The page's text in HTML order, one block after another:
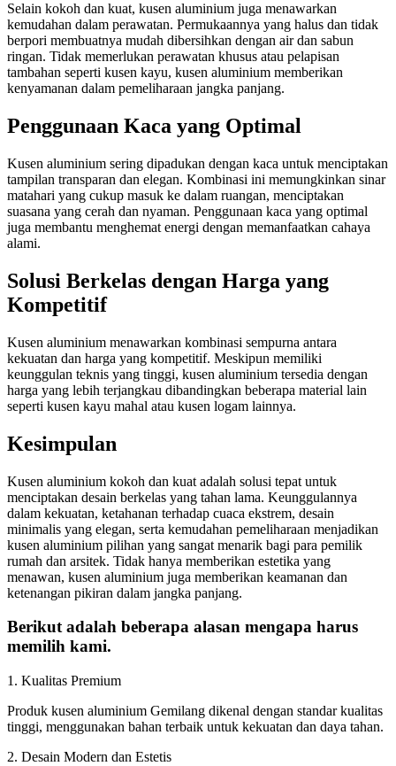
Selain kokoh dan kuat, kusen aluminium juga menawarkan
kemudahan dalam perawatan. Permukaannya yang halus dan tidak
berpori membuatnya mudah dibersihkan dengan air dan sabun
ringan. Tidak memerlukan perawatan khusus atau pelapisan
tambahan seperti kusen kayu, kusen aluminium memberikan
kenyamanan dalam pemeliharaan jangka panjang.
Penggunaan Kaca yang Optimal
Kusen aluminium sering dipadukan dengan kaca untuk menciptakan
tampilan transparan dan elegan. Kombinasi ini memungkinkan sinar
matahari yang cukup masuk ke dalam ruangan, menciptakan
suasana yang cerah dan nyaman. Penggunaan kaca yang optimal
juga membantu menghemat energi dengan memanfaatkan cahaya
alami.
Solusi Berkelas dengan Harga yang
Kompetitif
Kusen aluminium menawarkan kombinasi sempurna antara
kekuatan dan harga yang kompetitif. Meskipun memiliki
keunggulan teknis yang tinggi, kusen aluminium tersedia dengan
harga yang lebih terjangkau dibandingkan beberapa material lain
seperti kusen kayu mahal atau kusen logam lainnya.
Kesimpulan
Kusen aluminium kokoh dan kuat adalah solusi tepat untuk
menciptakan desain berkelas yang tahan lama. Keunggulannya
dalam kekuatan, ketahanan terhadap cuaca ekstrem, desain
minimalis yang elegan, serta kemudahan pemeliharaan menjadikan
kusen aluminium pilihan yang sangat menarik bagi para pemilik
rumah dan arsitek. Tidak hanya memberikan estetika yang
menawan, kusen aluminium juga memberikan keamanan dan
ketenangan pikiran dalam jangka panjang.
Berikut adalah beberapa alasan mengapa harus
memilih kami.
1. Kualitas Premium
Produk kusen aluminium Gemilang dikenal dengan standar kualitas
tinggi, menggunakan bahan terbaik untuk kekuatan dan daya tahan.
2. Desain Modern dan Estetis